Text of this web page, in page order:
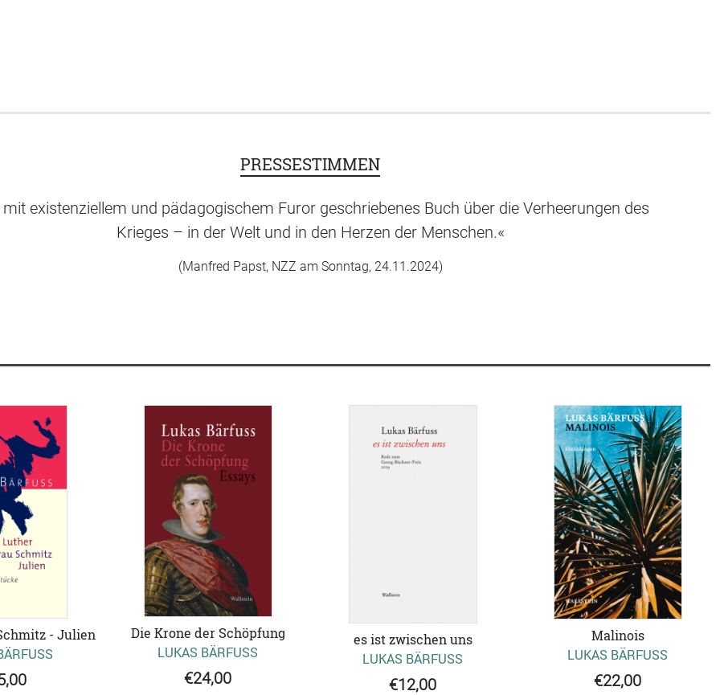
PRESSESTIMMEN
mit existenziellem und pädagogischem Furor geschriebenes Buch über die Verheerungen des
Krieges – in der Welt und in den Herzen der Menschen.«
(Manfred Papst, NZZ am Sonntag, 24.11.2024)
- Julien
Die Krone der Schöpfung
LUKAS BÄRFUSS
€24,00
es ist zwischen uns
LUKAS BÄRFUSS
€12,00
Malinois
LUKAS BÄRFUSS
€22,00